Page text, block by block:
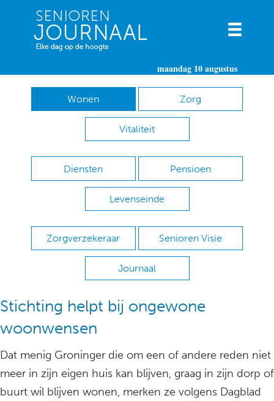
maandag 10 augustus
Wonen Zorg
Vitaliteit
Diensten Pensioen
Levenseinde
Zorgverzekeraar Senioren Visie
Journaal
Stichting helpt bij ongewone
woonwensen
Dat menig Groninger die om een of andere reden niet
meer in zijn eigen huis kan blijven, graag in zijn dorp of
buurt wil blijven wonen, merken ze volgens Dagblad